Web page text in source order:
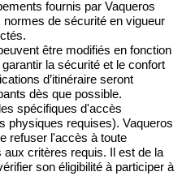
fournis par Vaqueros
de sécurité en vigueur
être modifiés en fonction
la sécurité et le confort
d’itinéraire seront
dès que possible.
spécifiques d'accès
physiques requises). Vaqueros
refuser l'accès à toute
aux critères requis. Il est de la
son éligibilité à participer à